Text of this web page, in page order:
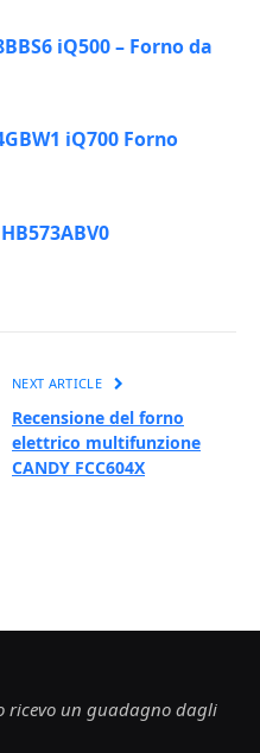
iQ500 – Forno da
iQ700 Forno
NEXT ARTICLE
Recensione del forno
elettrico multifunzione
CANDY FCC604X
ricevo un guadagno dagli